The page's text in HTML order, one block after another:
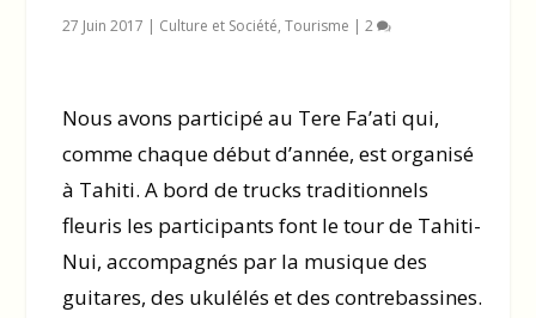
27 Juin 2017 | Culture et Société,Tourisme |2
Nous avons participé au Tere Fa’ati qui,
comme chaque début d’année, est organisé
à Tahiti. A bord de trucks traditionnels
fleuris les participants font le tour de Tahiti-
Nui, accompagnés par la musique des
guitares, des ukulélés et des contrebassines.